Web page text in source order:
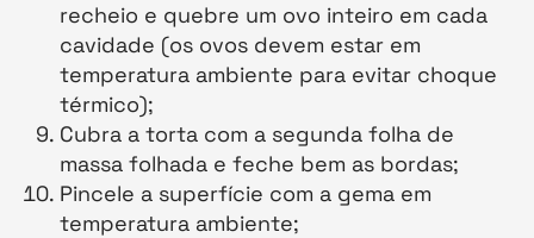
recheio e quebre um ovo inteiro em cada
cavidade (os ovos devem estar em
temperatura ambiente para evitar choque
térmico);
Cubra a torta com a segunda folha de
massa folhada e feche bem as bordas;
Pincele a superfície com a gema em
temperatura ambiente;